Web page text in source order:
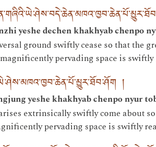
yeshe dechen khakhyab chenpo
ground swiftly cease so that the
pervading space is
།
yeshe khakhyab chenpo nyur
extrinsically swiftly come about
pervading space is swiftly